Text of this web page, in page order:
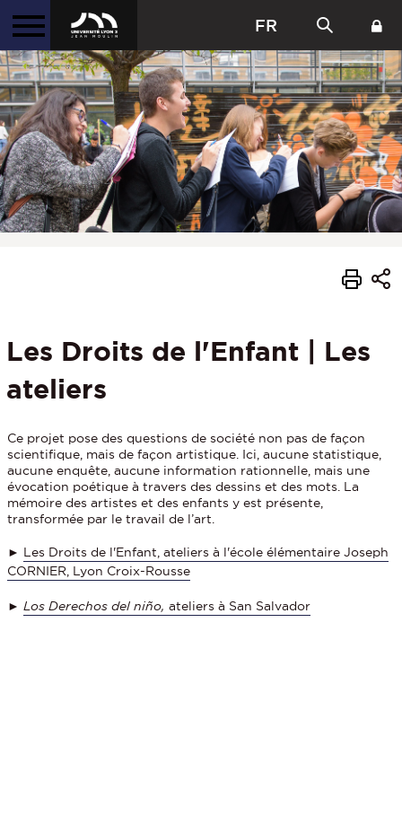
FR
Les Droits de l'Enfant | Les
ateliers
Ce projet pose des questions de société non pas de façon
scientifique, mais de façon artistique. Ici, aucune statistique,
aucune enquête, aucune information rationnelle, mais une
évocation poétique à travers des dessins et des mots. La
mémoire des artistes et des enfants y est présente,
transformée par le travail de l’art.
► Les Droits de l'Enfant, ateliers à l'école élémentaire Joseph
CORNIER, Lyon Croix-Rousse
►Los Derechos del niño,ateliers à San Salvador